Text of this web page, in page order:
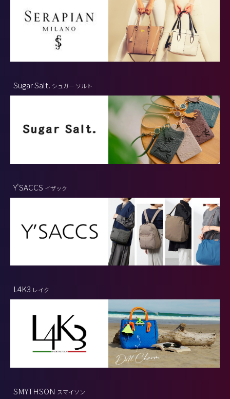
Sugar Salt. シュガー ソルト
Y'SACCS イザック
L4K3 レイク
SMYTHSON スマイソン